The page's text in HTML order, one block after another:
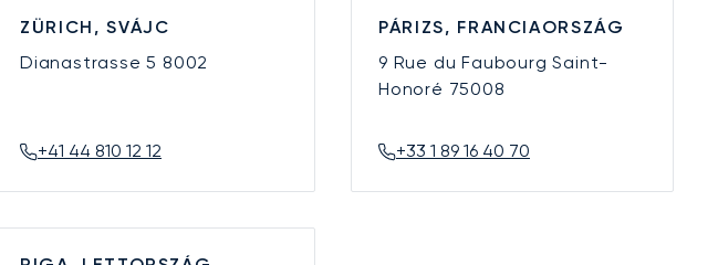
ZÜRICH, SVÁJC
Dianastrasse 5 8002
+41 44 810 12 12
PÁRIZS, FRANCIAORSZÁG
9 Rue du Faubourg Saint-
Honoré 75008
+33 1 89 16 40 70